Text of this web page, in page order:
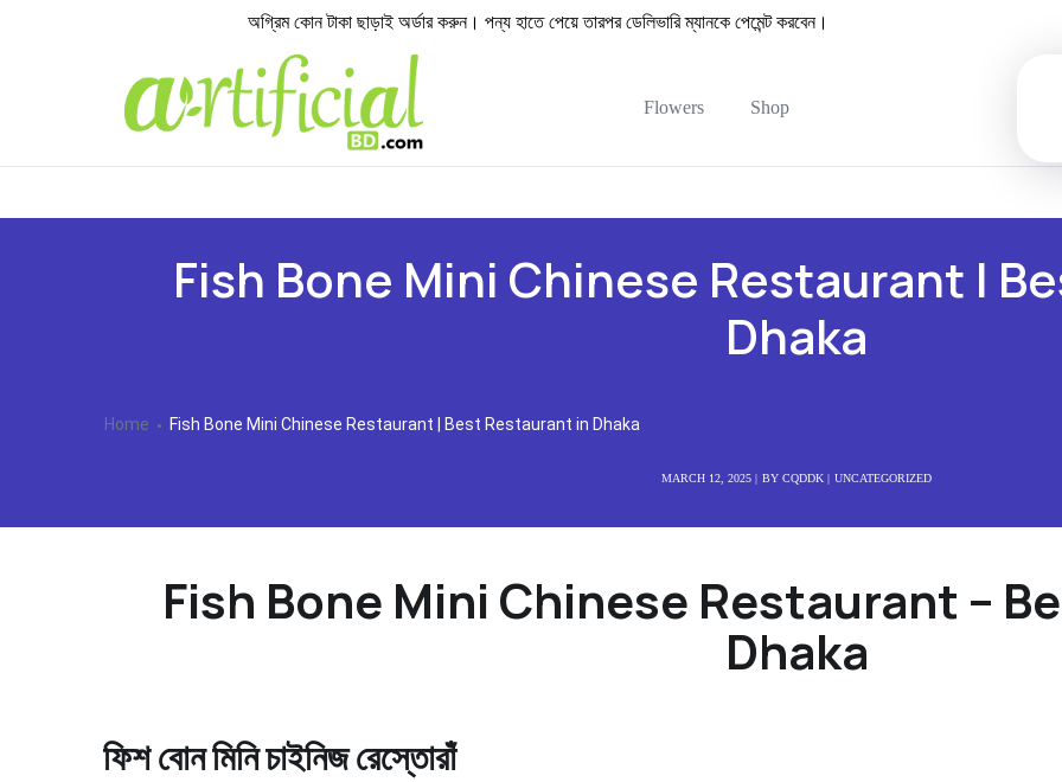
অগ্রিম কোন টাকা ছাড়াই অর্ডার করুন। পন্য হাতে পেয়ে তারপর ডেলিভারি ম্যানকে পেমেন্ট করবেন।
Flowers Shop
Fish Bone Mini Chinese Restaurant |
Dhaka
Home Fish Bone Mini Chinese Restaurant | Best Restaurant in Dhaka
MARCH 12, 2025 BY CQDDK UNCATEGORIZED
Fish Bone Mini Chinese Restaurant –
Dhaka
ফিশ বোন মিনি চাইনিজ রেস্তোরাঁ